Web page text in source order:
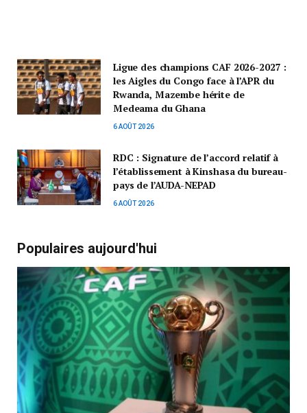
Ligue des champions CAF 2026-2027 :
les Aigles du Congo face à l’APR du
Rwanda, Mazembe hérite de
Medeama du Ghana
6 AOÛT 2026
RDC : Signature de l’accord relatif à
l’établissement à Kinshasa du bureau-
pays de l’AUDA-NEPAD
6 AOÛT 2026
Populaires aujourd'hui